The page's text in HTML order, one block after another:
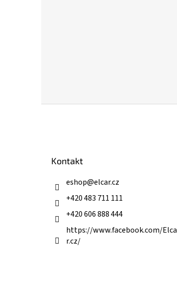
Kontakt
eshop@elcar.cz
+420 483 711 111
+420 606 888 444
https://www.facebook.com/Elca
r.cz/